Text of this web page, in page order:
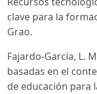
clave para la
Grao.
Fajardo-García, L.
basadas en el
de educación para